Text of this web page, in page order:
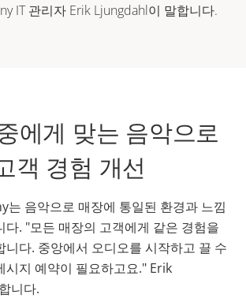
IT 관리자 Erik Ljungdahl이 말합니다.
에게 맞는 음악으로
객 경험 개선
는 음악으로 매장에 통일된 환경과 느낌
다. "모든 매장의 고객에게 같은 경험을
니다. 중앙에서 오디오를 시작하고 끌 수
시지 예약이 필요하고요." Erik
니다.